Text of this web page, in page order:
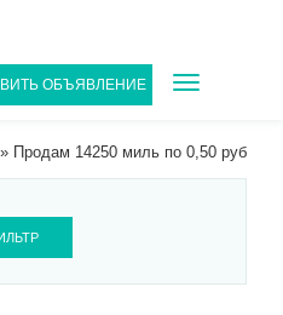
ОБЪЯВЛЕНИЕ
TOGGLE
» Продам 14250 миль по 0,50 руб